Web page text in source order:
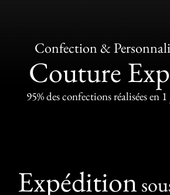
Confection &
Couture
95% des confections réalisées en
Expédition